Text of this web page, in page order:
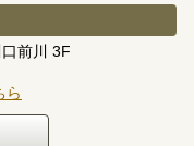
前川 3F
ら